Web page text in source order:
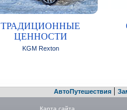
ТРАДИЦИОННЫЕ
ЦЕННОСТИ
KGM Rexton
АвтоПутешествия|
Карта сайта